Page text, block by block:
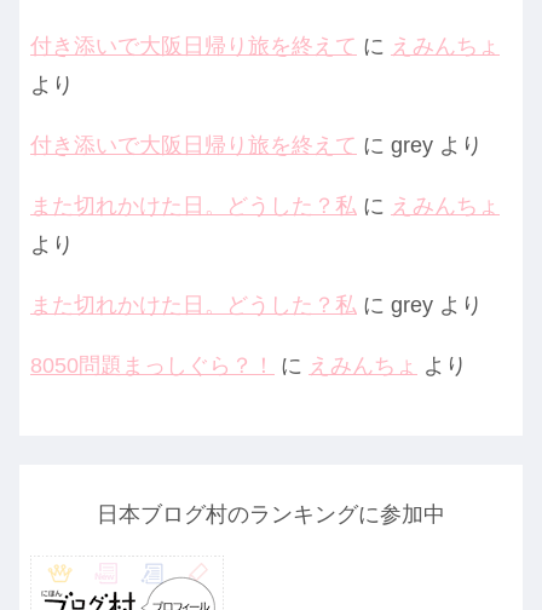
付き添いで大阪日帰り旅を終えて に えみんちょ
より
付き添いで大阪日帰り旅を終えて に grey より
また切れかけた日。どうした？私 に えみんちょ
より
また切れかけた日。どうした？私 に grey より
8050問題まっしぐら？！ に えみんちょ より
日本ブログ村のランキングに参加中